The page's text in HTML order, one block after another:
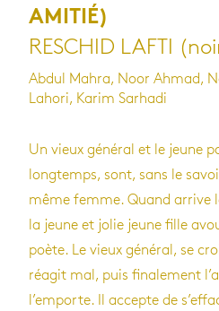
AMITIÉ)
RESCHID LAFTI
Abdul Mahra, Noor Ahmad,
Lahori, Karim Sarhadi
Un vieux général et le jeune
longtemps, sont, sans le
même femme. Quand arrive
la jeune et jolie jeune fille
poète. Le vieux général, se
réagit mal, puis finalement
l’emporte. Il accepte de